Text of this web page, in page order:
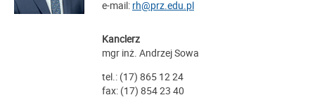
e-mail: rh@prz.edu.pl
Kanclerz
mgr inż. Andrzej Sowa
tel.: (17) 865 12 24
fax: (17) 854 23 40